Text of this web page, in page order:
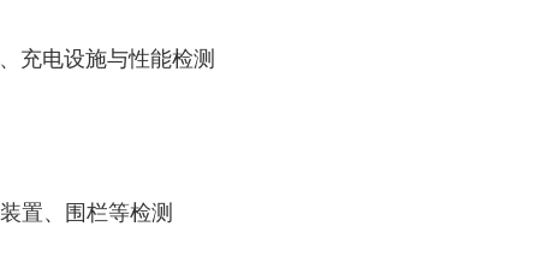
充电设施与性能检测
置、围栏等检测